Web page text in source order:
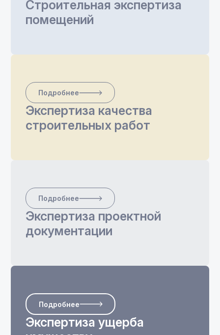
Строительная экспертиза
помещений
Подробнее
Экспертиза качества
строительных работ
Подробнее
Экспертиза проектной
документации
Подробнее
Экспертиза ущерба